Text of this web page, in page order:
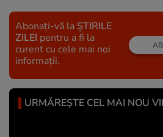
Abonați-vă la ȘTIRILE
ZILEI pentru a fi la
curent cu cele mai noi
informații.
URMĂREȘTE CEL MAI NOU